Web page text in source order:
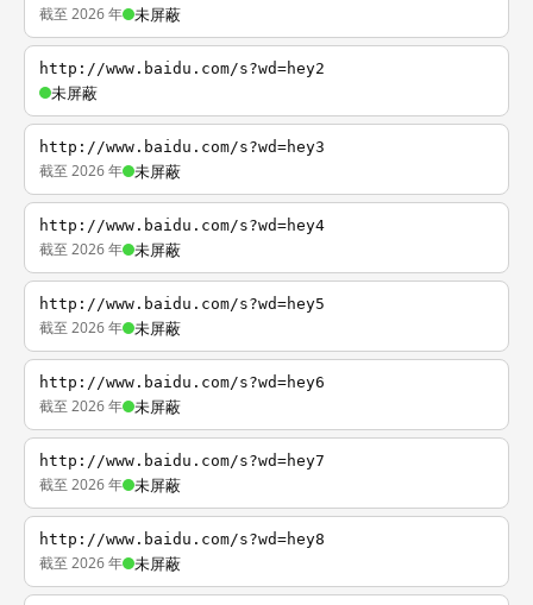
截至 2026 年 未屏蔽
http://www.baidu.com/s?wd=hey2
未屏蔽
http://www.baidu.com/s?wd=hey3
截至 2026 年 未屏蔽
http://www.baidu.com/s?wd=hey4
截至 2026 年 未屏蔽
http://www.baidu.com/s?wd=hey5
截至 2026 年 未屏蔽
http://www.baidu.com/s?wd=hey6
截至 2026 年 未屏蔽
http://www.baidu.com/s?wd=hey7
截至 2026 年 未屏蔽
http://www.baidu.com/s?wd=hey8
截至 2026 年 未屏蔽